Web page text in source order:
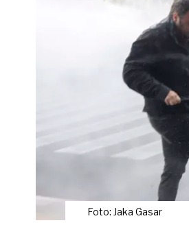
Foto: Jaka Gasar